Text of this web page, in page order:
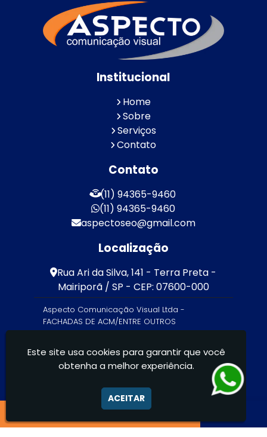
Institucional
Home
Sobre
Serviços
Contato
Contato
(11) 94365-9460
(11) 94365-9460
aspectoseo@gmail.com
Localização
Rua Ari da Silva, 141 - Terra Preta -
Mairiporã / SP - CEP: 07600-000
Aspecto Comunicação Visual Ltda -
FACHADAS DE ACM/ENTRE OUTROS
Este site usa cookies para garantir que você
obtenha a melhor experiência.
ACEITAR